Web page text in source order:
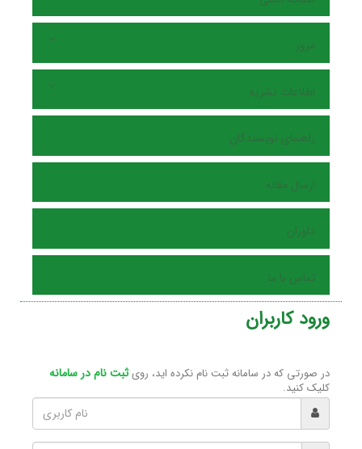
مرور
اطلاعات نشریه
راهنمای نویسندگان
ارسال مقاله
داوران
تماس با ما
ورود کاربران
در صورتی که در سامانه ثبت نام نکرده اید، رویثبت نام در سامانه
کلیک کنید.